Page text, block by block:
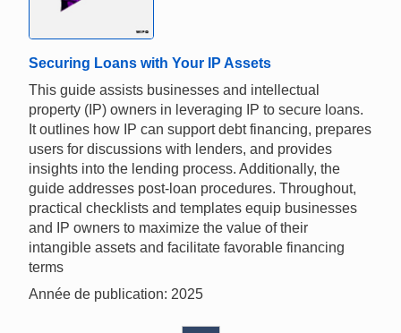
Securing Loans with Your IP Assets
This guide assists businesses and intellectual
property (IP) owners in leveraging IP to secure loans.
It outlines how IP can support debt financing, prepares
users for discussions with lenders, and provides
insights into the lending process. Additionally, the
guide addresses post-loan procedures. Throughout,
practical checklists and templates equip businesses
and IP owners to maximize the value of their
intangible assets and facilitate favorable financing
terms
Année de publication: 2025